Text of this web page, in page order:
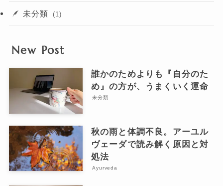
未分類 (1)
New Post
誰かのためよりも『自分のた
め』の方が、うまくいく運命
未分類
秋の雨と体調不良。アーユル
ヴェーダで読み解く原因と対
処法
Ayurveda